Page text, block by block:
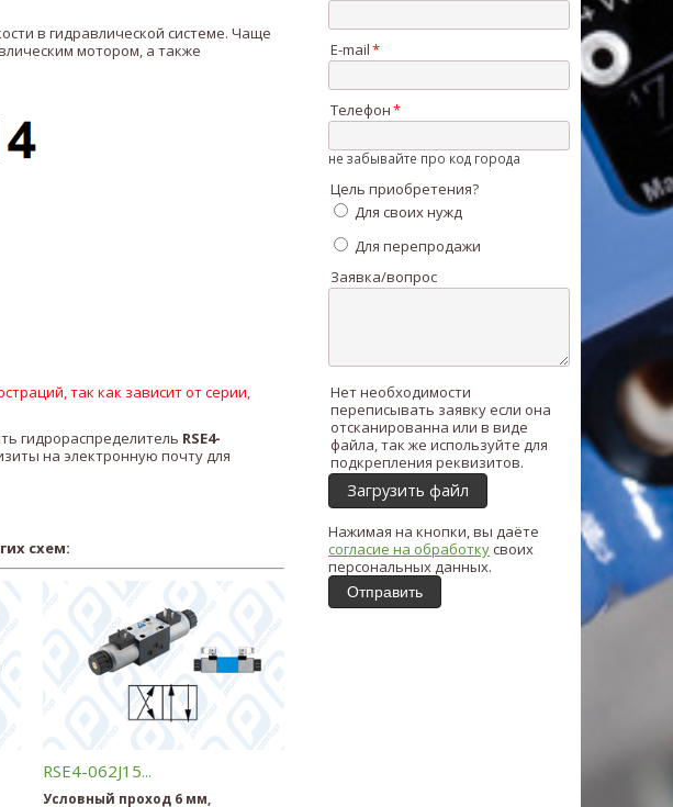
в гидравлической системе. Чаще
мотором, а также
так как зависит от серии,
гидрораспределитель RSE4-
на электронную почту для
схем:
RSE4-062J15...
Условный проход 6 мм,
E-mail
Телефон
не забывайте про код города
Цель приобретения?
Для своих нужд
Для перепродажи
Заявка/вопрос
Нет необходимости
переписывать заявку если она
отсканированна или в виде
файла, так же используйте для
подкрепления реквизитов.
Загрузить файл
Нажимая на кнопки, вы даёте
согласие на обработкусвоих
персональных данных.
Отправить